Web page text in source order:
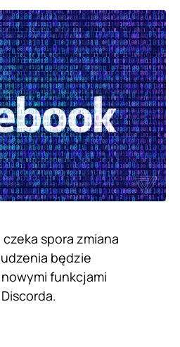
spora zmiana
będzie
funkcjami